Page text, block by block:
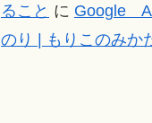
ること に Google
のり | もりこのみか